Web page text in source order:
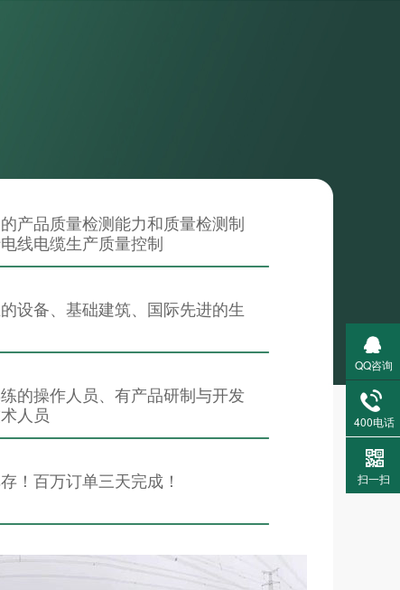
产品质量检测能力和质量检测制
线电缆生产质量控制
设备、基础建筑、国际先进的生
的操作人员、有产品研制与开发
人员
！百万订单三天完成！
QQ咨询
400电话
扫一扫